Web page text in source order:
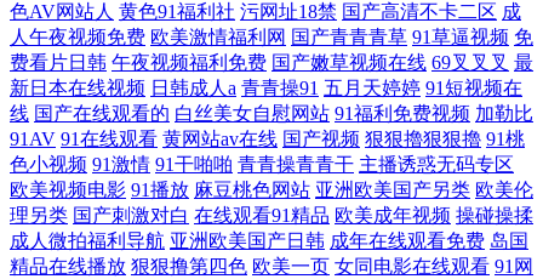
色AV网站人 黄色91福利社 污网址18禁 国产高清不卡二区 成
人午夜视频免费 欧美激情福利网 国产青青青草 91草逼视频 免
费看片日韩 午夜视频福利免费 国产嫩草视频在线 69叉叉叉 最
新日本在线视频 日韩成人a 青青操91 五月天婷婷 91短视频在
线 国产在线观看的 白丝美女自慰网站 91福利免费视频 加勒比
91AV 91在线观看 黄网站av在线 国产视频 狠狠擼狠狠擼 91桃
色小视频 91激情 91干啪啪 青青操青青干 主播诱惑无码专区
欧美视频电影 91播放 麻豆桃色网站 亚洲欧美国产另类 欧美伦
理另类 国产刺激对白 在线观看91精品 欧美成年视频 操碰操揉
成人微拍福利导航 亚洲欧美国产日韩 成年在线观看免费 岛国
精品在线播放 狠狠撸第四色 欧美一页 女同电影在线观看 91网